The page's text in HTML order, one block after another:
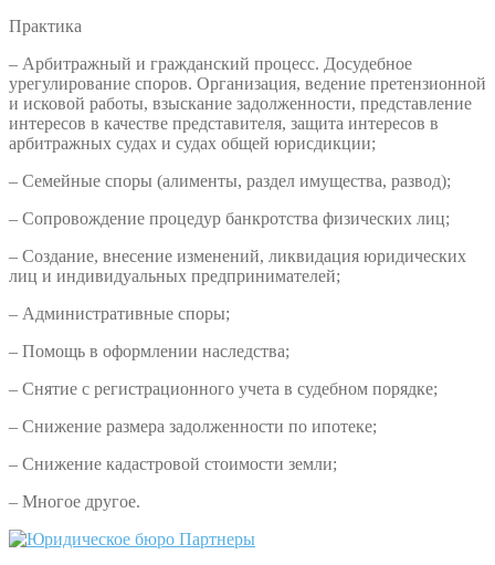
Практика
– Арбитражный и гражданский процесс. Досудебное
урегулирование споров. Организация, ведение претензионной
и исковой работы, взыскание задолженности, представление
интересов в качестве представителя, защита интересов в
арбитражных судах и судах общей юрисдикции;
– Семейные споры (алименты, раздел имущества, развод);
– Сопровождение процедур банкротства физических лиц;
– Создание, внесение изменений, ликвидация юридических
лиц и индивидуальных предпринимателей;
– Административные споры;
– Помощь в оформлении наследства;
– Снятие с регистрационного учета в судебном порядке;
– Снижение размера задолженности по ипотеке;
– Снижение кадастровой стоимости земли;
– Многое другое.